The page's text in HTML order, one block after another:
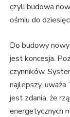
czyli budowa
ośmiu do
Do budowy
jest koncesja.
czynników.
najlepszy, uważa
jest zdania, że
energetycznych